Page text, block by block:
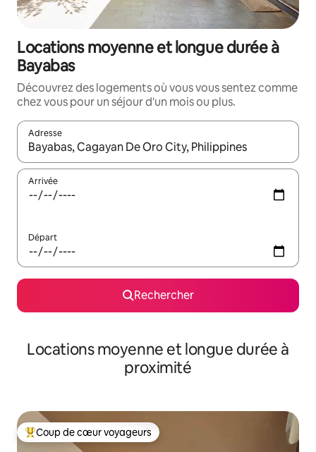
Locations moyenne et longue durée à
Bayabas
Découvrez des logements où vous vous sentez comme
chez vous pour un séjour d'un mois ou plus.
Adresse
Lorsque les résultats s'affichent, utilisez les flèches vers le
Arrivée
Départ
Rechercher
Locations moyenne et longue durée à
proximité
Coups de cœur voyageurs les plus appréciés
Coup de cœur voyageurs